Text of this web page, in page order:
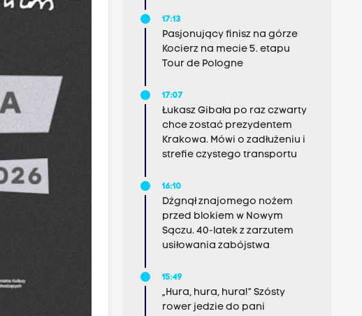
17:13
Pasjonujący finisz na górze
Kocierz na mecie 5. etapu
Tour de Pologne
17:07
Łukasz Gibała po raz czwarty
chce zostać prezydentem
Krakowa. Mówi o zadłużeniu i
strefie czystego transportu
16:10
Dźgnął znajomego nożem
przed blokiem w Nowym
Sączu. 40-latek z zarzutem
usiłowania zabójstwa
15:49
„Hura, hura, hura!” Szósty
rower jedzie do pani